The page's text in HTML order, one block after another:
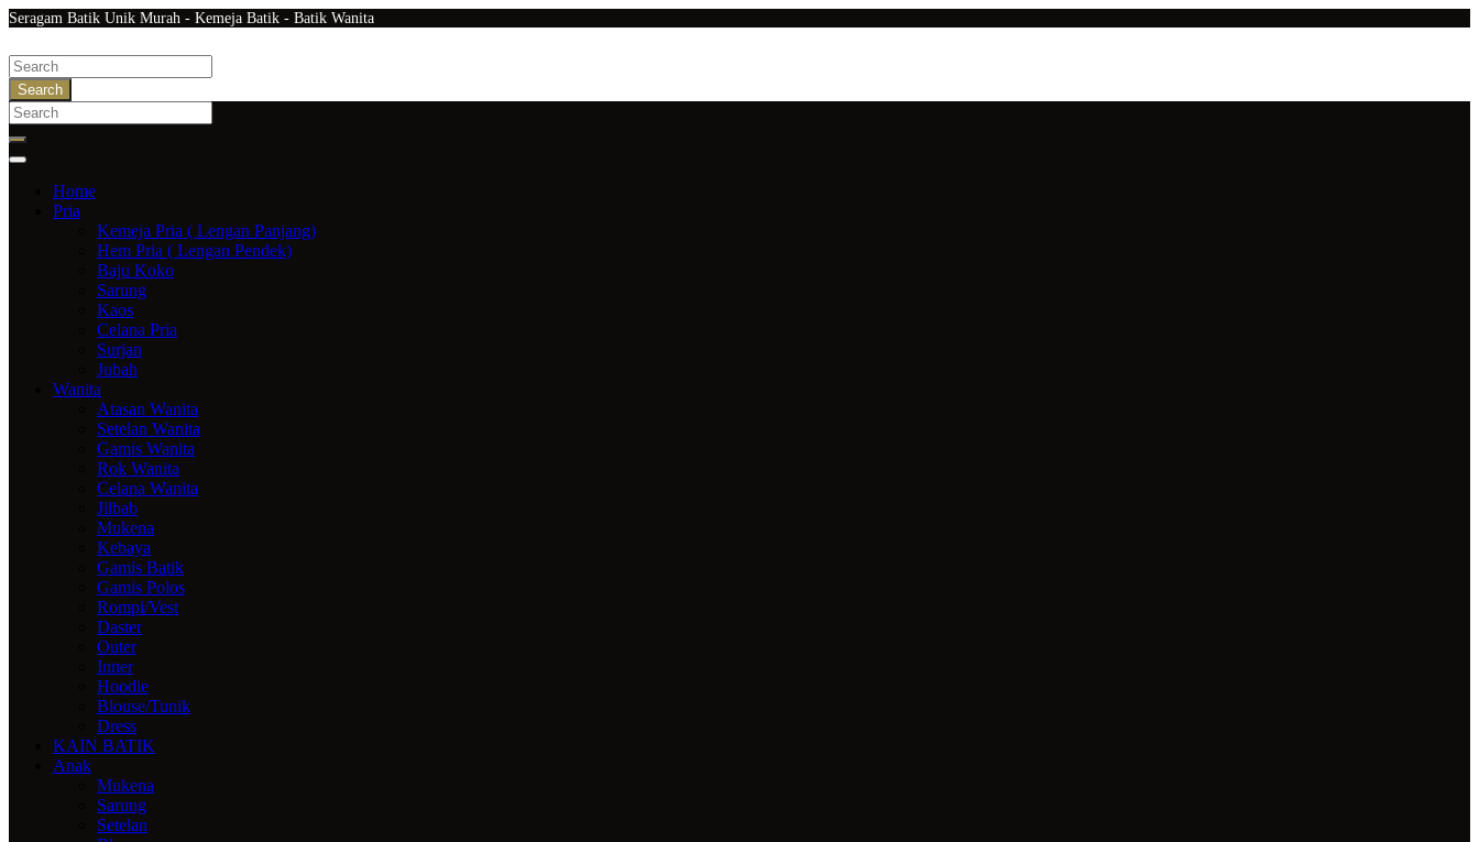
Seragam Batik Unik Murah - Kemeja Batik - Batik Wanita
Search
Home
Pria
Kemeja Pria ( Lengan Panjang)
Hem Pria ( Lengan Pendek)
Baju Koko
Sarung
Kaos
Celana Pria
Surjan
Jubah
Wanita
Atasan Wanita
Setelan Wanita
Gamis Wanita
Rok Wanita
Celana Wanita
Jilbab
Mukena
Kebaya
Gamis Batik
Gamis Polos
Rompi/Vest
Daster
Outer
Inner
Hoodie
Blouse/Tunik
Dress
KAIN BATIK
Anak
Mukena
Sarung
Setelan